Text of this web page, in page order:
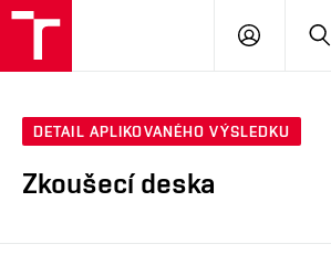
PŘIHLÁSIT
DETAIL APLIKOVANÉHO VÝSLEDKU
Zkoušecí deska